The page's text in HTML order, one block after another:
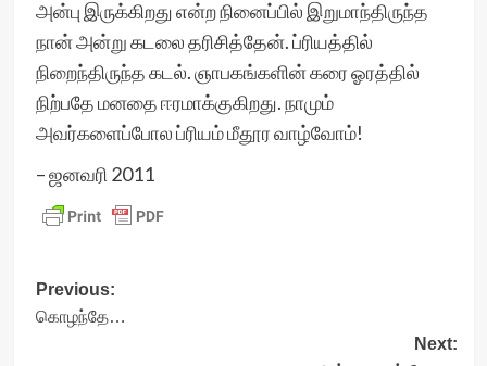
அன்பு இருக்கிறது என்ற நினைப்பில் இறுமாந்திருந்த
நான் அன்று கடலை தரிசித்தேன். ப்ரியத்தில்
நிறைந்திருந்த கடல். ஞாபகங்களின் கரை ஓரத்தில்
நிற்பதே மனதை ஈரமாக்குகிறது. நாமும்
அவர்களைப்போல ப்ரியம் மீதூர வாழ்வோம்!
– ஜனவரி 2011
Post
navigation
Previous:
கொழந்தே…
Next: